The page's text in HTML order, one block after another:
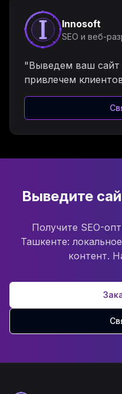
Innosoft
SEO и веб-
"Выведем ваш сайт
привлечем
Выведите
Получите SEO-
Ташкенте:
контент.